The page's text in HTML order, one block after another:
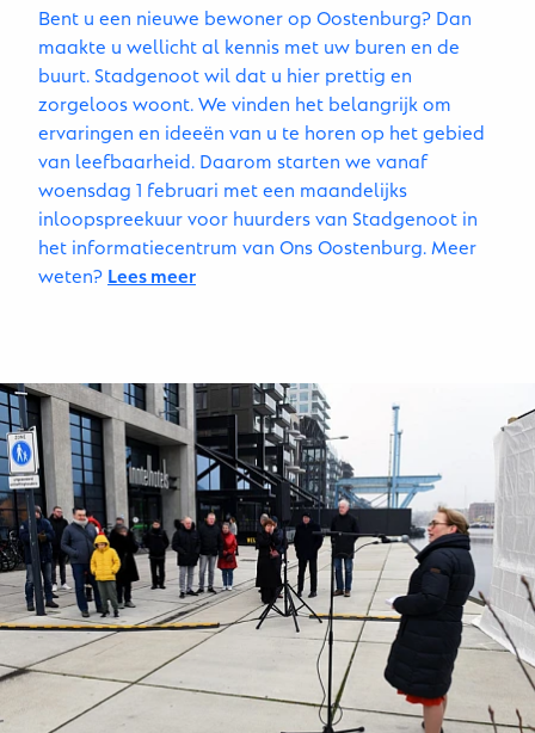
Bent u een nieuwe bewoner op Oostenburg? Dan
maakte u wellicht al kennis met uw buren en de
buurt. Stadgenoot wil dat u hier prettig en
zorgeloos woont. We vinden het belangrijk om
ervaringen en ideeën van u te horen op het gebied
van leefbaarheid. Daarom starten we vanaf
woensdag 1 februari met een maandelijks
inloopspreekuur voor huurders van Stadgenoot in
het informatiecentrum van Ons Oostenburg. Meer
weten? Lees meer